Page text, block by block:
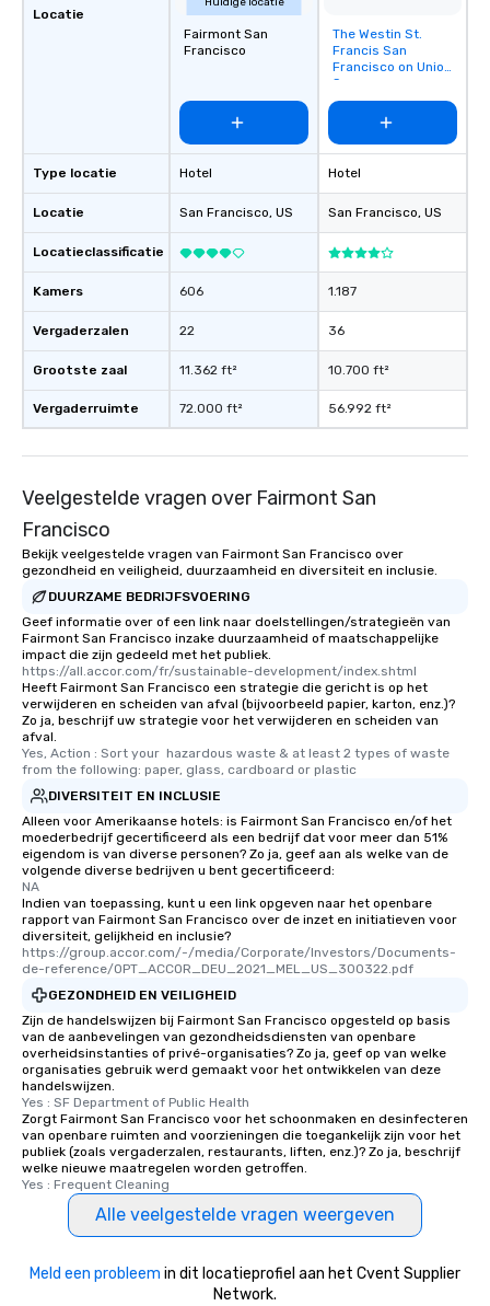
Locatie
Type locatie
Locatie
Locatieclassificatie
Kamers
Vergaderzalen
Grootste zaal
Vergaderruimte
Fairmont San
Francisco
Hotel
San Francisco, US
606
22
11.362 ft²
72.000 ft²
Removed from
favorites
The Westin St.
Francis San
Francisco on Union
Square
Hotel
San Francisco, US
1.187
36
10.700 ft²
56.992 ft²
Veelgestelde vragen over Fairmont San
Francisco
Bekijk veelgestelde vragen van Fairmont San Francisco over
gezondheid en veiligheid, duurzaamheid en diversiteit en inclusie.
DUURZAME BEDRIJFSVOERING
Geef informatie over of een link naar doelstellingen/strategieën van
Fairmont San Francisco inzake duurzaamheid of maatschappelijke
impact die zijn gedeeld met het publiek.
https://all.accor.com/fr/sustainable-development/index.shtml
Heeft Fairmont San Francisco een strategie die gericht is op het
verwijderen en scheiden van afval (bijvoorbeeld papier, karton, enz.)?
Zo ja, beschrijf uw strategie voor het verwijderen en scheiden van
afval.
Yes, Action : Sort your  hazardous waste & at least 2 types of waste
from the following: paper, glass, cardboard or plastic
DIVERSITEIT EN INCLUSIE
Alleen voor Amerikaanse hotels: is Fairmont San Francisco en/of het
moederbedrijf gecertificeerd als een bedrijf dat voor meer dan 51%
eigendom is van diverse personen? Zo ja, geef aan als welke van de
volgende diverse bedrijven u bent gecertificeerd:
NA
Indien van toepassing, kunt u een link opgeven naar het openbare
rapport van Fairmont San Francisco over de inzet en initiatieven voor
diversiteit, gelijkheid en inclusie?
https://group.accor.com/-/media/Corporate/Investors/Documents-
de-reference/OPT_ACCOR_DEU_2021_MEL_US_300322.pdf
GEZONDHEID EN VEILIGHEID
Zijn de handelswijzen bij Fairmont San Francisco opgesteld op basis
van de aanbevelingen van gezondheidsdiensten van openbare
overheidsinstanties of privé-organisaties? Zo ja, geef op van welke
organisaties gebruik werd gemaakt voor het ontwikkelen van deze
handelswijzen.
Yes : SF Department of Public Health
Zorgt Fairmont San Francisco voor het schoonmaken en desinfecteren
van openbare ruimten and voorzieningen die toegankelijk zijn voor het
publiek (zoals vergaderzalen, restaurants, liften, enz.)? Zo ja, beschrijf
welke nieuwe maatregelen worden getroffen.
Yes : Frequent Cleaning
Alle veelgestelde vragen weergeven
Meld een probleem in dit locatieprofiel aan het Cvent Supplier
Network.